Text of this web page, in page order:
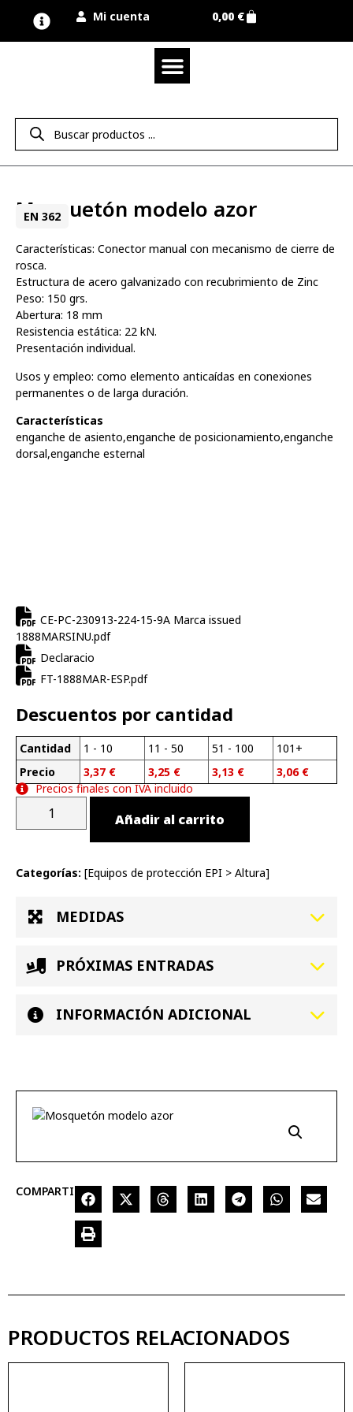
Mi cuenta 0,00 €
Mosquetón modelo azor
EN 362
Características: Conector manual con mecanismo de cierre de
rosca.
Estructura de acero galvanizado con recubrimiento de Zinc
Peso: 150 grs.
Abertura: 18 mm
Resistencia estática: 22 kN.
Presentación individual.
Usos y empleo: como elemento anticaídas en conexiones
permanentes o de larga duración.
Características
enganche de asiento,enganche de posicionamiento,enganche
dorsal,enganche esternal
CE-PC-230913-224-15-9A Marca issued
1888MARSINU.pdf
Declaracio
FT-1888MAR-ESP.pdf
Descuentos por cantidad
Cantidad
Precio
1 - 10
3,37 €
11 - 50
3,25 €
51 - 100
3,13 €
101+
3,06 €
Precios finales con IVA incluido
Añadir al carrito
Categorías: [Equipos de protección EPI > Altura]
MEDIDAS
PRÓXIMAS ENTRADAS
INFORMACIÓN ADICIONAL
COMPARTIR
PRODUCTOS RELACIONADOS